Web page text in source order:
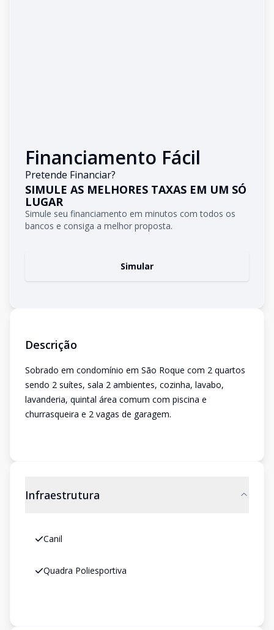
Financiamento Fácil
Pretende Financiar?
SIMULE AS MELHORES TAXAS EM UM SÓ
LUGAR
Simule seu financiamento em minutos com todos os
bancos e consiga a melhor proposta.
Simular
Descrição
Sobrado em condomínio em São Roque com 2 quartos
sendo 2 suítes, sala 2 ambientes, cozinha, lavabo,
lavanderia, quintal área comum com piscina e
churrasqueira e 2 vagas de garagem.
Infraestrutura
Canil
Quadra Poliesportiva